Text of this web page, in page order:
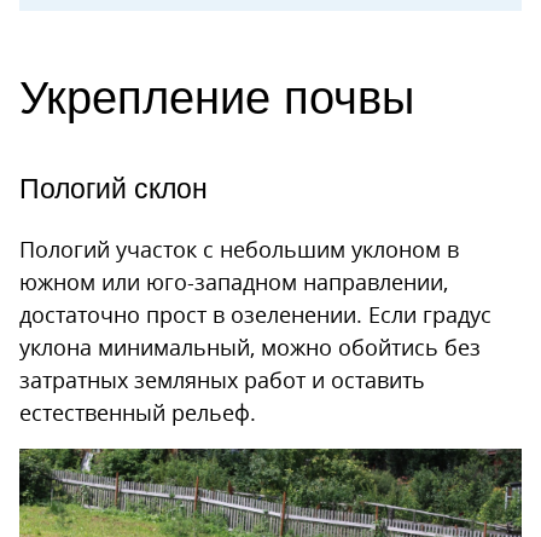
Укрепление почвы
Пологий склон
Пологий участок с небольшим уклоном в
южном или юго-западном направлении,
достаточно прост в озеленении. Если градус
уклона минимальный, можно обойтись без
затратных земляных работ и оставить
естественный рельеф.